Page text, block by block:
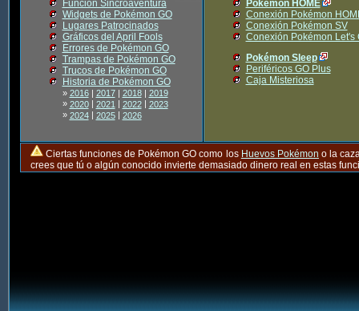
Función Sincroaventura
Widgets de Pokémon GO
Lugares Patrocinados
Gráficos del April Fools
Errores de Pokémon GO
Trampas de Pokémon GO
Trucos de Pokémon GO
Historia de Pokémon GO
» 2016| 2017| 2018| 2019
» 2020| 2021| 2022| 2023
» 2024| 2025| 2026
Pokémon HOME
Conexión Pokémon
Conexión Pokémon SV
Conexión Pokémon Let's
Pokémon Sleep
Periféricos GO Plus
Caja Misteriosa
Ciertas funciones de Pokémon GO como los Huevos Pokémon o la
crees que tú o algún conocido invierte demasiado dinero real en estas